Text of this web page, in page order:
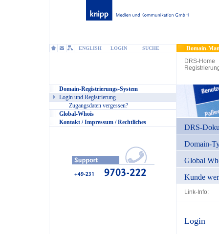
ENGLISH LOGIN SUCHE
Domain-
DRS-Home
Domain-Registrierungs-System
Login und Registrierung
Zugangsdaten vergessen?
Global-Whois
Kontakt / Impressum / Rechtliches
DRS-
Domain-
Global
Kunde
Link-Info:
Login